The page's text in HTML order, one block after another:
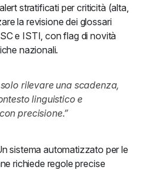
stratificati per criticità (alta,
la revisione dei glossari
e ISTI, con flag di novità
nazionali.
rilevare una scadenza,
linguistico e
precisione.”
sistema automatizzato per le
richiede regole precise